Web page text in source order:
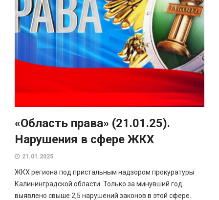
«Область права» (21.01.25).
Нарушения в сфере ЖКХ
21.01.2025
ЖКХ региона под пристальным надзором прокуратуры
Калининградской области. Только за минувший год
выявлено свыше 2,5 нарушений законов в этой сфере.